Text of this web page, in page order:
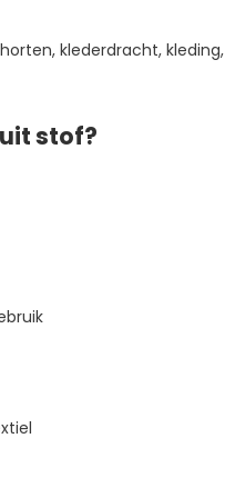
klederdracht, kleding,
stof?